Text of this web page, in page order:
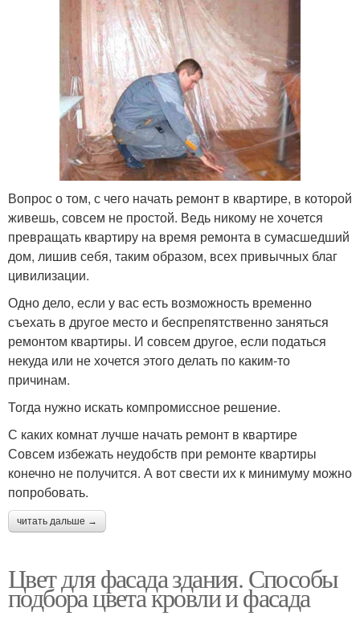
Вопрос о том, с чего начать ремонт в квартире, в которой
живешь, совсем не простой. Ведь никому не хочется
превращать квартиру на время ремонта в сумасшедший
дом, лишив себя, таким образом, всех привычных благ
цивилизации.
Одно дело, если у вас есть возможность временно
съехать в другое место и беспрепятственно заняться
ремонтом квартиры. И совсем другое, если податься
некуда или не хочется этого делать по каким-то
причинам.
Тогда нужно искать компромиссное решение.
С каких комнат лучше начать ремонт в квартире
Совсем избежать неудобств при ремонте квартиры
конечно не получится. А вот свести их к минимуму можно
попробовать.
читать дальше →
Цвет для фасада здания. Способы
подбора цвета кровли и фасада